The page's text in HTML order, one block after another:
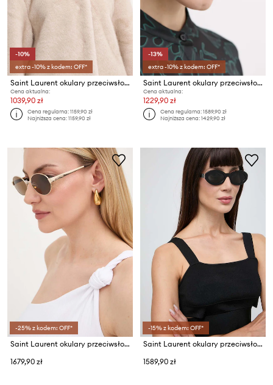
-10%
extra -10% z kodem: OFF*
Saint Laurent okulary przeciwsłoneczne MICA THIN
Cena aktualna:
1039,90 zł
Cena regularna:1159,90 zł
Najniższa cena:1159,90 zł
-13%
extra -10% z kodem: OFF*
Saint Laurent okulary przeciwsłoneczne
Cena aktualna:
1229,90 zł
Cena regularna:1589,90 zł
Najniższa cena:1429,90 zł
-25% z kodem: OFF*
Saint Laurent okulary przeciwsłoneczne
1679,90 zł
-15% z kodem: OFF*
Saint Laurent okulary przeciwsłoneczne
1589,90 zł